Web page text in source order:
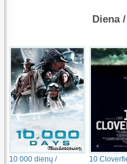
Diena
10 000 dienų /
10